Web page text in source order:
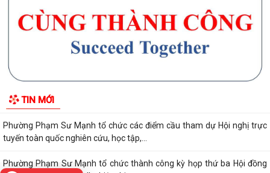
Di sản - Văn hóa
Tác phẩm Văn học, nghệ thuật
Chương trình làm việc tuần 32 của Lãnh đạo UBND phường Phạm Sư
Mạnh
03/8 đến 09/8/2026)